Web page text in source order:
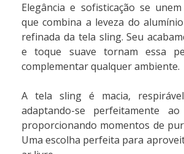
Elegância e sofisticação se
que combina a leveza do
refinada da tela sling. Seu
e toque suave tornam essa
complementar qualquer ambiente.
A tela sling é macia,
adaptando-se perfeitamente
proporcionando momentos de
Uma escolha perfeita para